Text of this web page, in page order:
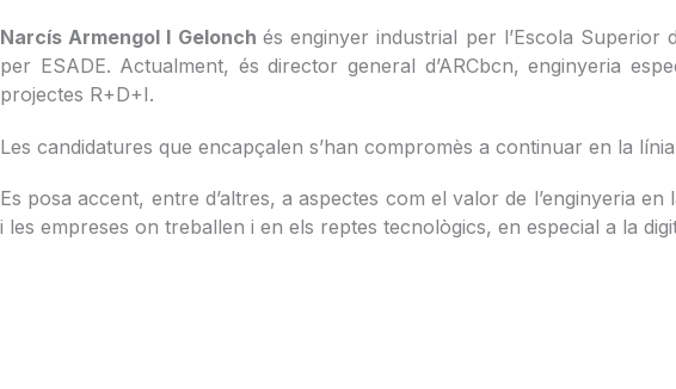
Narcís Armengol I Gelonch és enginyer industrial per l’Escola Superior
per ESADE. Actualment, és director general d’ARCbcn, enginyeria
projectes R+D+I.
Les candidatures que encapçalen s’han compromès a continuar en la
Es posa accent, entre d’altres, a aspectes com el valor de l’enginyeria
i les empreses on treballen i en els reptes tecnològics, en especial a la